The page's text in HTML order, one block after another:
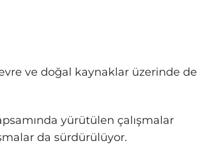
ve doğal kaynaklar üzerinde de
yürütülen çalışmalar
da sürdürülüyor.